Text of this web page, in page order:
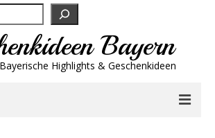
Bayern
Highlights & Geschenkideen